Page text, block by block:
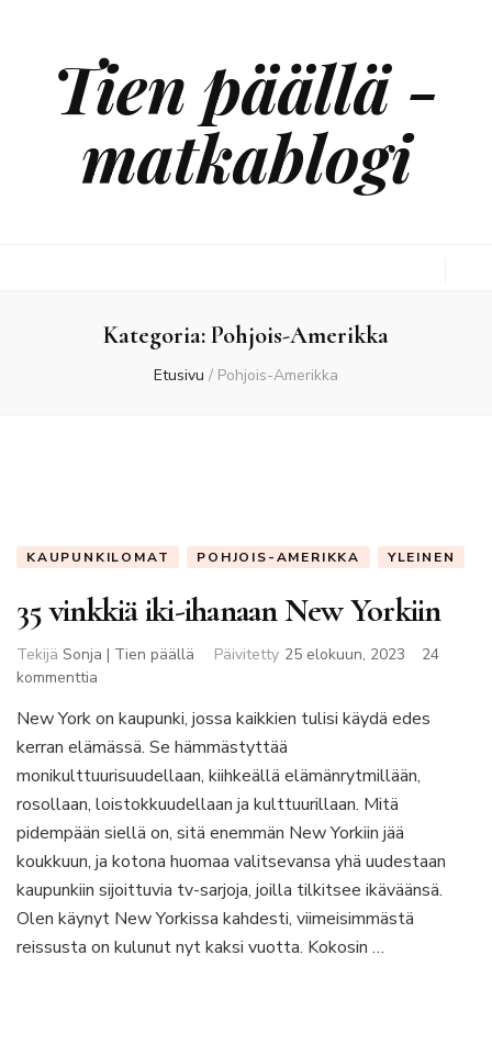
Tien päällä -
matkablogi
Kategoria:Pohjois-Amerikka
Etusivu / Pohjois-Amerikka
KAUPUNKILOMAT POHJOIS-AMERIKKA YLEINEN
35 vinkkiä iki-ihanaan New Yorkiin
Tekijä Sonja | Tien päällä Päivitetty 25 elokuun, 2023
24
kommenttia
vinkkiä
iki-
ihanaan
Yorkiin
New York on kaupunki, jossa kaikkien tulisi käydä edes
kerran elämässä. Se hämmästyttää
monikulttuurisuudellaan, kiihkeällä elämänrytmillään,
rosollaan, loistokkuudellaan ja kulttuurillaan. Mitä
pidempään siellä on, sitä enemmän New Yorkiin jää
koukkuun, ja kotona huomaa valitsevansa yhä uudestaan
kaupunkiin sijoittuvia tv-sarjoja, joilla tilkitsee ikäväänsä.
Olen käynyt New Yorkissa kahdesti, viimeisimmästä
reissusta on kulunut nyt kaksi vuotta. Kokosin …